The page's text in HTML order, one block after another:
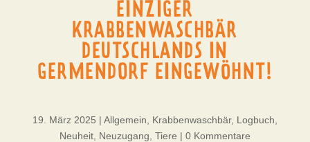
EINZIGER
KRABBENWASCHBÄR
DEUTSCHLANDS IN
GERMENDORF EINGEWÖHNT!
19. März 2025 | Allgemein Krabbenwaschbär, Logbuch
Neuheit, Neuzugang Tiere | 0 Kommentare